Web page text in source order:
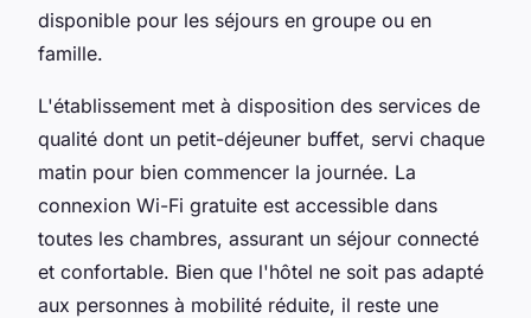
disponible pour les séjours en groupe ou en
famille.
L'établissement met à disposition des services de
qualité dont un petit-déjeuner buffet, servi chaque
matin pour bien commencer la journée. La
connexion Wi-Fi gratuite est accessible dans
toutes les chambres, assurant un séjour connecté
et confortable. Bien que l'hôtel ne soit pas adapté
aux personnes à mobilité réduite, il reste une